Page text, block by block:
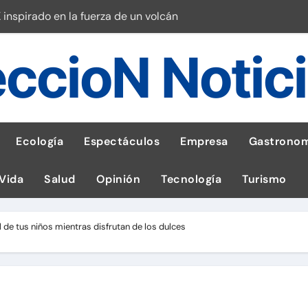
en la fuerza de un volcán
impulsa la salud materna
por ignorar distancias de seguridad
al Perú en Toulouse Lautrec
en cáncer a nivel nacional
¡Descarga la app de Meridianbet y gana una jugada gratis
Ecología Espectáculos Empresa
Salud Opinión Tecnología Turismo
de tus niños mientras disfrutan de los dulces